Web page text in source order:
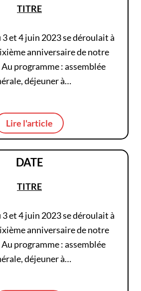
TITRE
3 et 4 juin 2023 se déroulait à
anniversaire de notre
programme : assemblée
déjeuner à…
Lire l'article
DATE
TITRE
3 et 4 juin 2023 se déroulait à
anniversaire de notre
programme : assemblée
déjeuner à…